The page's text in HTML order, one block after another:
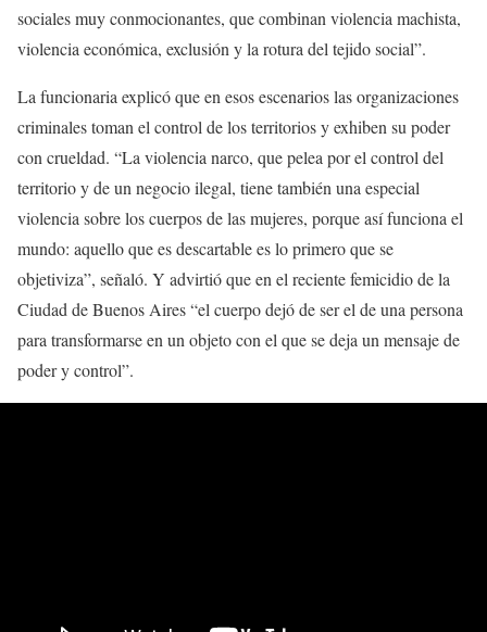
sociales muy conmocionantes, que combinan violencia machista,
violencia económica, exclusión y la rotura del tejido social”.
La funcionaria explicó que en esos escenarios las organizaciones
criminales toman el control de los territorios y exhiben su poder
con crueldad. “La violencia narco, que pelea por el control del
territorio y de un negocio ilegal, tiene también una especial
violencia sobre los cuerpos de las mujeres, porque así funciona el
mundo: aquello que es descartable es lo primero que se
objetiviza”, señaló. Y advirtió que en el reciente femicidio de la
Ciudad de Buenos Aires “el cuerpo dejó de ser el de una persona
para transformarse en un objeto con el que se deja un mensaje de
poder y control”.